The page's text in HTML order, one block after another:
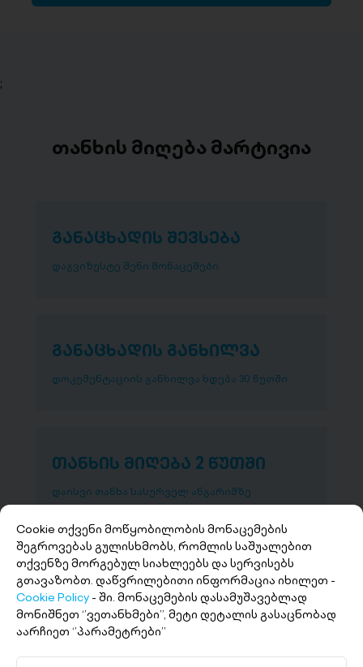
;
თანხის მიღება მარტივია
განაცხადის შევსება
დაგვიზუსტე შენი მონაცემები
განაცხადის განხილვა
დოკუმენტაციის განხილვა ხდება 30 წუთში
თანხის მიღება 2 წუთში
დაისვი თანხა სასურველ ანგარიშზე
Cookie თქვენი მოწყობილობის მონაცემების
შეგროვებას გულისხმობს, რომლის საშუალებით
თქვენზე მორგებულ სიახლეებს და სერვისებს
გთავაზობთ. დაწვრილებითი ინფორმაცია იხილეთ -
Cookie Policy - ში. მონაცემების დასამუშავებლად
მონიშნეთ ‘’ვეთანხმები’’, მეტი დეტალის გასაცნობად
აარჩიეთ ‘’პარამეტრები’’